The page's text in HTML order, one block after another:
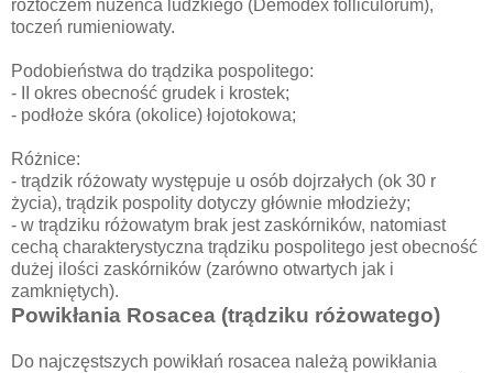
roztoczem nużeńca ludzkiego (Demodex folliculorum),
toczeń rumieniowaty.
Podobieństwa do trądzika pospolitego:
- II okres obecność grudek i krostek;
- podłoże skóra (okolice) łojotokowa;
Różnice:
- trądzik różowaty występuje u osób dojrzałych (ok 30 r
życia), trądzik pospolity dotyczy głównie młodzieży;
- w trądziku różowatym brak jest zaskórników, natomiast
cechą charakterystyczna trądziku pospolitego jest obecność
dużej ilości zaskórników (zarówno otwartych jak i
zamkniętych).
Powikłania Rosacea (trądziku różowatego)
Do najczęstszych powikłań rosacea należą powikłania